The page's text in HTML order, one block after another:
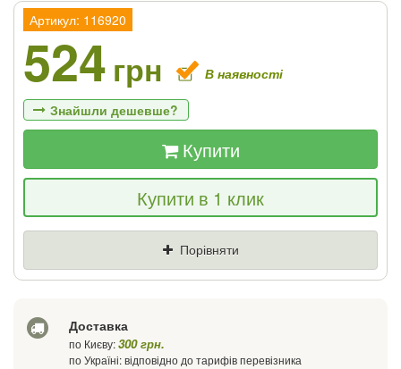
Артикул: 116920
524 грн В наявності
Знайшли дешевше?
Якщо Ви знайдете товар дешевше - ми
знизимо ціну і подаруємо % від різниці
Купити
Купити в 1 клик
Порівняти
Доставка
по Києву:300 грн.
по Україні: відповідно до тарифів перевізника